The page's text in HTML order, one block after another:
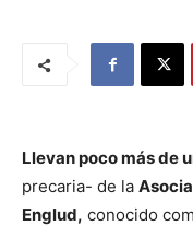
Llevan poco más de
precaria- de la
Englud, conocido